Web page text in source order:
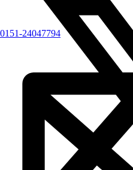
0151-24047794